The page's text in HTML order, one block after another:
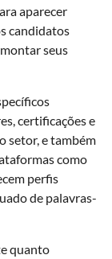
aparecer
candidatos
seus
certificações e
setor, e também
como
perfis
de palavras-
quanto